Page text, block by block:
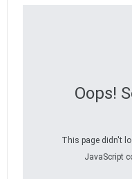
Oops!
This page didn't
JavaScript